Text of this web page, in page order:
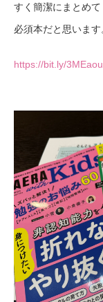
すく簡潔にまとめて
必須本だと思いま
https://bit.ly/